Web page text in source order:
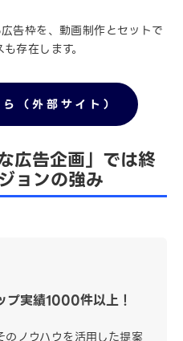
告枠を、動画制作とセットで
存在します。
（外部サイト）
広告企画」では終
ョンの強み
プ実績1000件以上！
ノウハウを活用した提案